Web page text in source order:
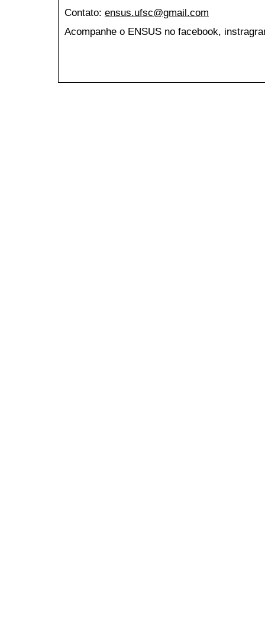
Contato: ensus.ufsc@gmail.com
Acompanhe o ENSUS no facebook,